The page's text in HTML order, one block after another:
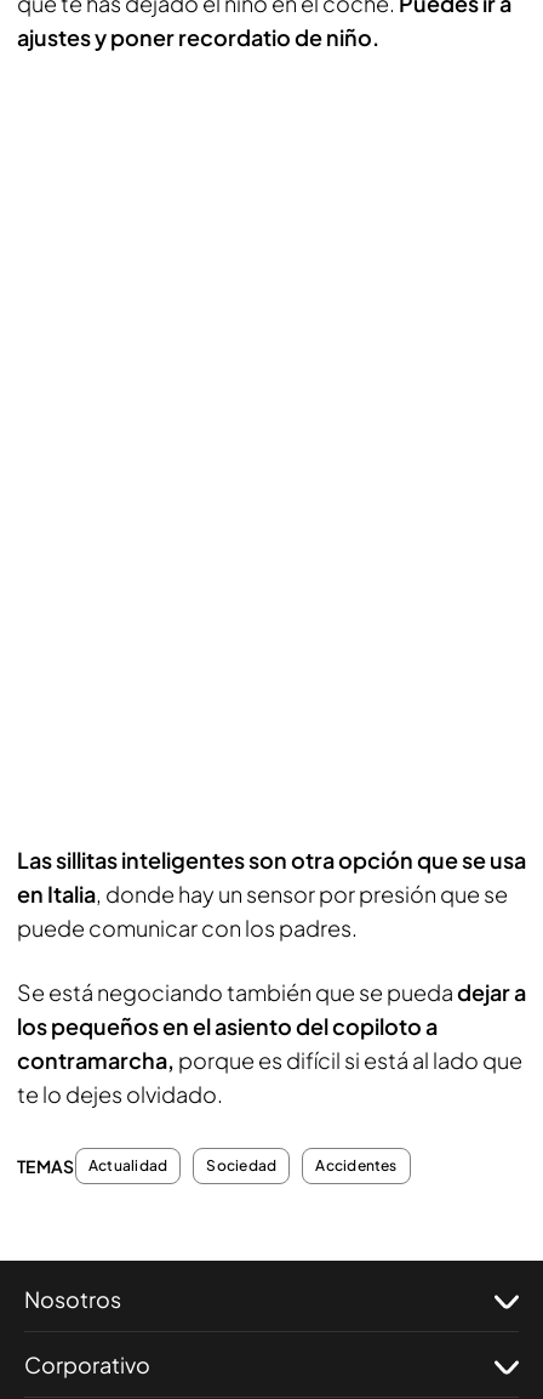
ajustes y poner recordatio de niño.
Las sillitas inteligentes son otra opción que se usa
en Italia, donde hay un sensor por presión que se
puede comunicar con los padres.
Se está negociando también que se puedadejar a
los pequeños en el asiento del copiloto a
contramarcha, porque es difícil si está al lado que
te lo dejes olvidado.
TEMAS Actualidad Sociedad Accidentes
Nosotros
Corporativo